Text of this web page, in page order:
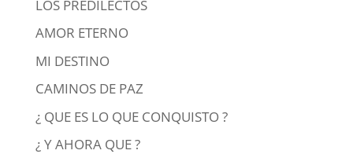
LOS PREDILECTOS
AMOR ETERNO
MI DESTINO
CAMINOS DE PAZ
¿ QUE ES LO QUE CONQUISTO ?
¿ Y AHORA QUE ?